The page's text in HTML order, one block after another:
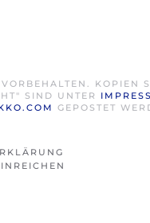
SIND UNTER
GEPOSTET